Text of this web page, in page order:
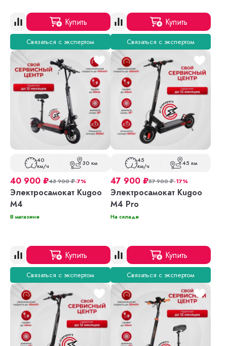
Купить
Связаться с экспертом
Купить
Связаться с экспертом
40
км/ч 30 км
40 900 ₽43 900₽-7%
Электросамокат Kugoo
M4
В магазине
Купить
Связаться с экспертом
45
км/ч 45 км
47 900 ₽57 900₽-17%
Электросамокат Kugoo
M4 Pro
На складе
Купить
Связаться с экспертом